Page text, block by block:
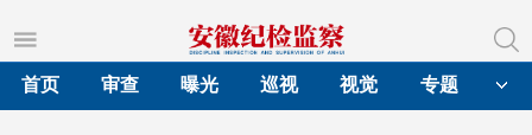
首页
审查 曝光 巡视 视觉 专题